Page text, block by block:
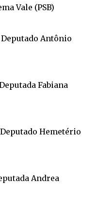
Vale (PSB)
Antônio
Fabiana
Hemetério
Andrea